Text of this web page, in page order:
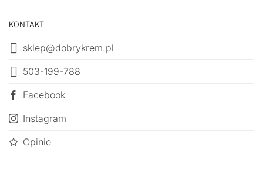
KONTAKT
sklep@dobrykrem.pl
503-199-788
Facebook
Instagram
Opinie